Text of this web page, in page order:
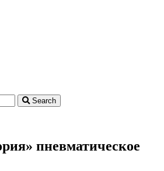
Search
пневматическое